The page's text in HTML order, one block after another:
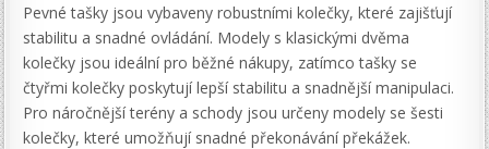
Pevné tašky jsou vybaveny robustními kolečky, které zajišťují
stabilitu a snadné ovládání. Modely s klasickými dvěma
kolečky jsou ideální pro běžné nákupy, zatímco tašky se
čtyřmi kolečky poskytují lepší stabilitu a snadnější manipulaci.
Pro náročnější terény a schody jsou určeny modely se šesti
kolečky, které umožňují snadné překonávání překážek.